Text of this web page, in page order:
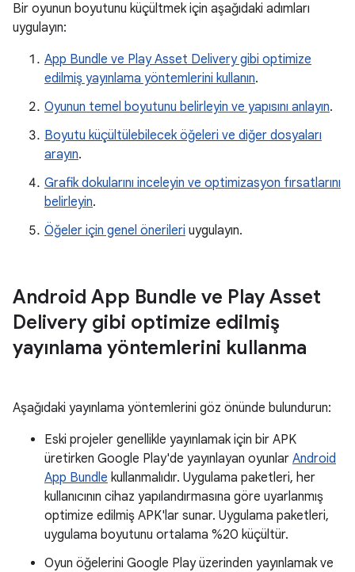
Bir oyunun boyutunu küçültmek için aşağıdaki adımları
uygulayın:
App Bundle ve Play Asset Delivery gibi optimize
edilmiş yayınlama yöntemlerini kullanın.
Oyunun temel boyutunu belirleyin ve yapısını anlayın.
Boyutu küçültülebilecek öğeleri ve diğer dosyaları
arayın.
Grafik dokularını inceleyin ve optimizasyon fırsatlarını
belirleyin.
Öğeler için genel önerileri uygulayın.
Android App Bundle ve Play Asset
Delivery gibi optimize edilmiş
yayınlama yöntemlerini kullanma
Aşağıdaki yayınlama yöntemlerini göz önünde bulundurun:
Eski projeler genellikle yayınlamak için bir APK
üretirken Google Play'de yayınlayan oyunlar Android
App Bundle kullanmalıdır. Uygulama paketleri, her
kullanıcının cihaz yapılandırmasına göre uyarlanmış
optimize edilmiş APK'lar sunar. Uygulama paketleri,
uygulama boyutunu ortalama %20 küçültür.
Oyun öğelerini Google Play üzerinden yayınlamak ve